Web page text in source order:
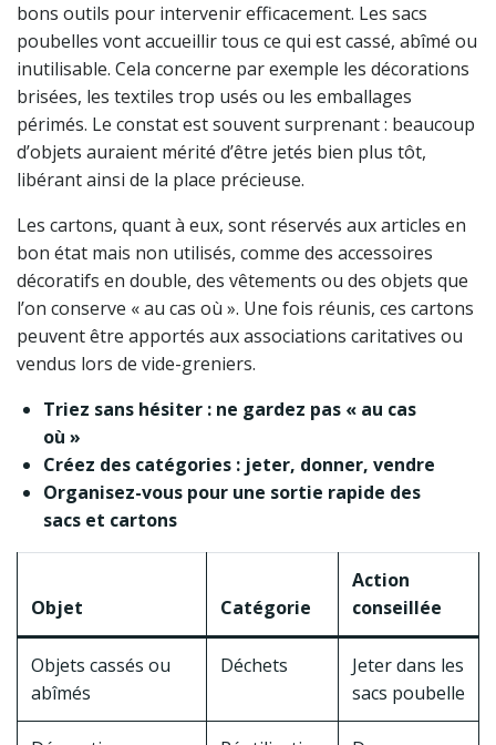
bons outils pour intervenir efficacement. Les sacs
poubelles vont accueillir tous ce qui est cassé, abîmé ou
inutilisable. Cela concerne par exemple les décorations
brisées, les textiles trop usés ou les emballages
périmés. Le constat est souvent surprenant : beaucoup
d’objets auraient mérité d’être jetés bien plus tôt,
libérant ainsi de la place précieuse.
Les cartons, quant à eux, sont réservés aux articles en
bon état mais non utilisés, comme des accessoires
décoratifs en double, des vêtements ou des objets que
l’on conserve « au cas où ». Une fois réunis, ces cartons
peuvent être apportés aux associations caritatives ou
vendus lors de vide-greniers.
Triez sans hésiter : ne gardez pas « au cas
où »
Créez des catégories : jeter, donner, vendre
Organisez-vous pour une sortie rapide des
sacs et cartons
Objet Catégorie
Action
conseillée
Objets cassés ou
abîmés
Déchets
Jeter dans les
sacs poubelle